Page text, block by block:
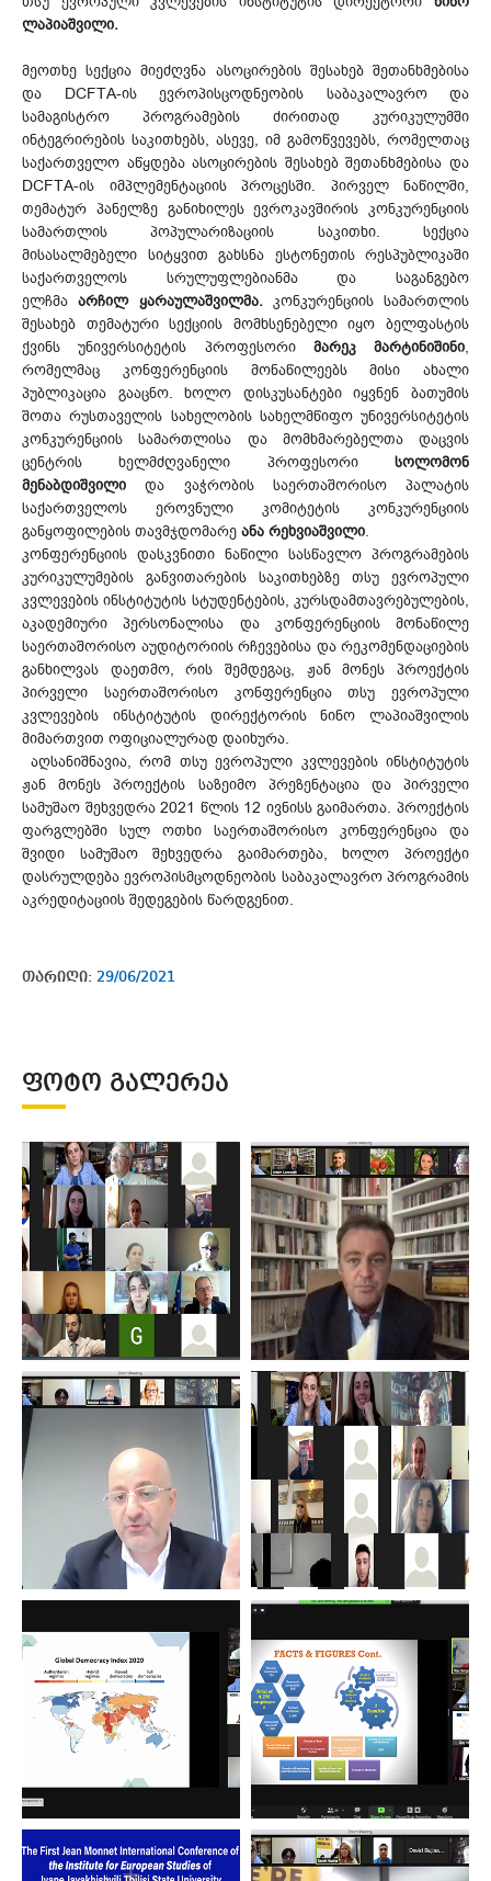
ლაპიაშვილი.
მეოთხე სექცია მიეძღვნა ასოცირების შესახებ შეთანხმებისა
და DCFTA-ის ევროპისცოდნეობის საბაკალავრო და
სამაგისტრო პროგრამების ძირითად კურიკულუმში
ინტეგრირების საკითხებს, ასევე, იმ გამოწვევებს, რომელთაც
საქართველო აწყდება ასოცირების შესახებ შეთანხმებისა და
DCFTA-ის იმპლემენტაციის პროცესში. პირველ ნაწილში,
თემატურ პანელზე განიხილეს ევროკავშირის კონკურენციის
სამართლის პოპულარიზაციის საკითხი. სექცია
მისასალმებელი სიტყვით გახსნა ესტონეთის რესპუბლიკაში
საქართველოს სრულუფლებიანმა და საგანგებო
ელჩმაარჩილ ყარაულაშვილმა.კონკურენციის სამართლის
შესახებ თემატური სექციის მომხსენებელი იყო ბელფასტის
ქვინს უნივერსიტეტის პროფესორი მარეკ მარტინიშინი,
რომელმაც კონფერენციის მონაწილეებს მისი ახალი
პუბლიკაცია გააცნო. ხოლო დისკუსანტები იყვნენ ბათუმის
შოთა რუსთაველის სახელობის სახელმწიფო უნივერსიტეტის
კონკურენციის სამართლისა და მომხმარებელთა დაცვის
ცენტრის ხელმძღვანელი პროფესორი სოლომონ
მენაბდიშვილი და ვაჭრობის საერთაშორისო პალატის
საქართველოს ეროვნული კომიტეტის კონკურენციის
განყოფილების თავმჯდომარე ანა რეხვიაშვილი.
კონფერენციის დასკვნითი ნაწილი სასწავლო პროგრამების
კურიკულუმების განვითარების საკითხებზე თსუ ევროპული
კვლევების ინსტიტუტის სტუდენტების, კურსდამთავრებულების,
აკადემიური პერსონალისა და კონფერენციის მონაწილე
საერთაშორისო აუდიტორიის რჩევებისა და რეკომენდაციების
განხილვას დაეთმო, რის შემდეგაც, ჟან მონეს პროექტის
პირველი საერთაშორისო კონფერენცია თსუ ევროპული
კვლევების ინსტიტუტის დირექტორის ნინო ლაპიაშვილის
მიმართვით ოფიციალურად დაიხურა.
აღსანიშნავია, რომ თსუ ევროპული კვლევების ინსტიტუტის
ჟან მონეს პროექტის საზეიმო პრეზენტაცია და პირველი
სამუშაო შეხვედრა 2021 წლის 12 ივნისს გაიმართა. პროექტის
ფარგლებში სულ ოთხი საერთაშორისო კონფერენცია და
შვიდი სამუშაო შეხვედრა გაიმართება, ხოლო პროექტი
დასრულდება ევროპისმცოდნეობის საბაკალავრო პროგრამის
აკრედიტაციის შედეგების წარდგენით.
თარიღი: 29/06/2021
ᲤᲝᲢᲝ ᲒᲐᲚᲔᲠᲔᲐ